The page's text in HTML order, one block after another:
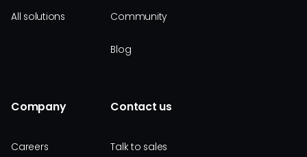
All solutions Community
Blog
Company
Careers
Contact us
Talk to sales